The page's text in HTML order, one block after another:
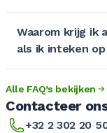
Waarom krijg ik
als ik inteken
Alle FAQ’s bekijken
Contacteer
+32 2 302 20